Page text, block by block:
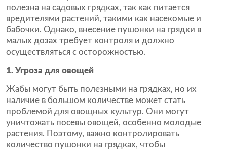
полезна на садовых грядках, так как питается
вредителями растений, такими как насекомые и
бабочки. Однако, внесение пушонки на грядки в
малых дозах требует контроля и должно
осуществляться с осторожностью.
1. Угроза для овощей
Жабы могут быть полезными на грядках, но их
наличие в большом количестве может стать
проблемой для овощных культур. Они могут
уничтожать посевы овощей, особенно молодые
растения. Поэтому, важно контролировать
количество пушонки на грядках, чтобы